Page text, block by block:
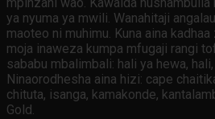
mpinzani wao. Kawaida
ya nyuma ya mwili. Wanahitaji
maoteo ni muhimu. Kuna aina
moja inaweza kumpa mfugaji rangi
sababu mbalimbali: hali ya hewa,
Ninaorodhesha aina hizi: cape
chituta, isanga, kamakonde,
Gold.